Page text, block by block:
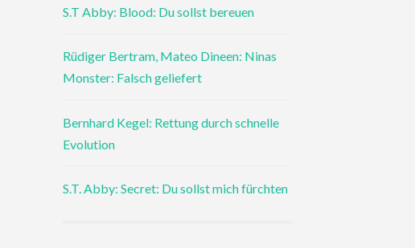
S.T Abby: Blood: Du sollst bereuen
Rüdiger Bertram, Mateo Dineen: Ninas
Monster: Falsch geliefert
Bernhard Kegel: Rettung durch schnelle
Evolution
S.T. Abby: Secret: Du sollst mich fürchten